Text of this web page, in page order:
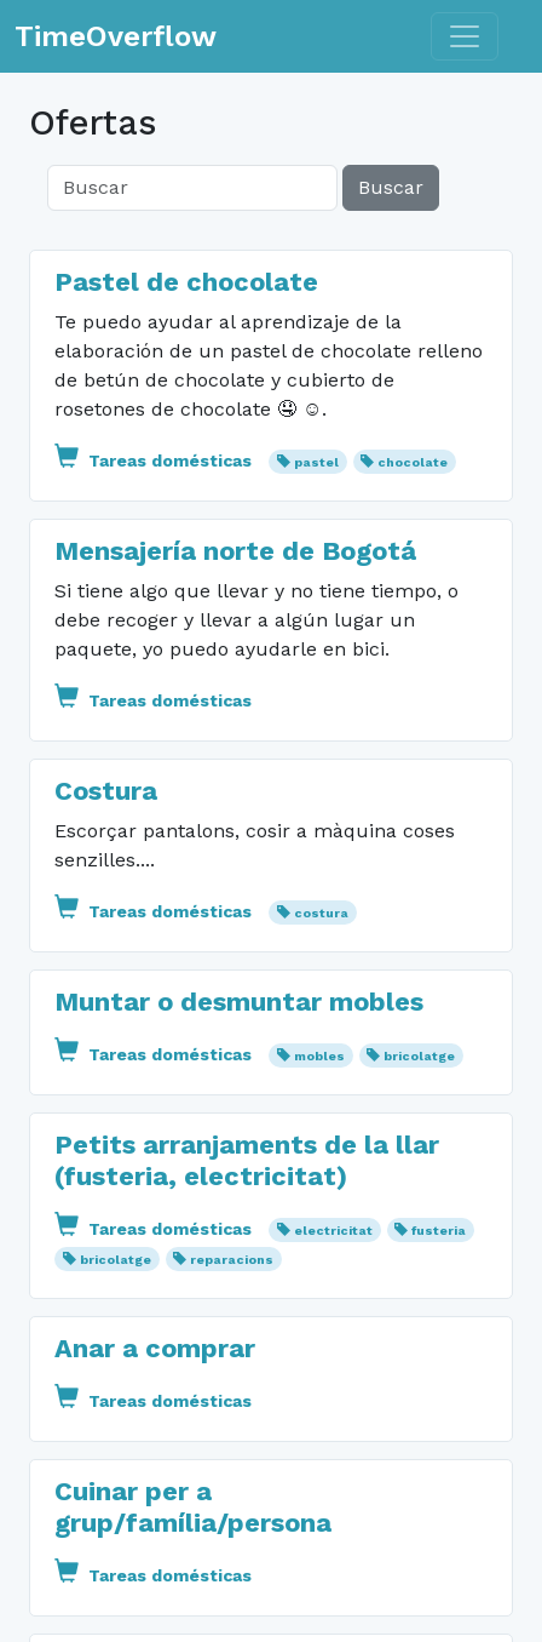
TimeOverflow Toggle
Ofertas
Buscar
Pastel de chocolate
Te puedo ayudar al aprendizaje de la
elaboración de un pastel de chocolate relleno
de betún de chocolate y cubierto de
rosetones de chocolate 🤤 ☺️.
Tareas domésticas pastel chocolate
Mensajería norte de Bogotá
Si tiene algo que llevar y no tiene tiempo, o
debe recoger y llevar a algún lugar un
paquete, yo puedo ayudarle en bici.
Tareas domésticas
Costura
Escorçar pantalons, cosir a màquina coses
senzilles....
Tareas domésticas costura
Muntar o desmuntar mobles
Tareas domésticas mobles bricolatge
Petits arranjaments de la llar
(fusteria, electricitat)
Tareas domésticas electricitat
fusteria
bricolatge
reparacions
Anar a comprar
Tareas domésticas
Cuinar per a
grup/família/persona
Tareas domésticas